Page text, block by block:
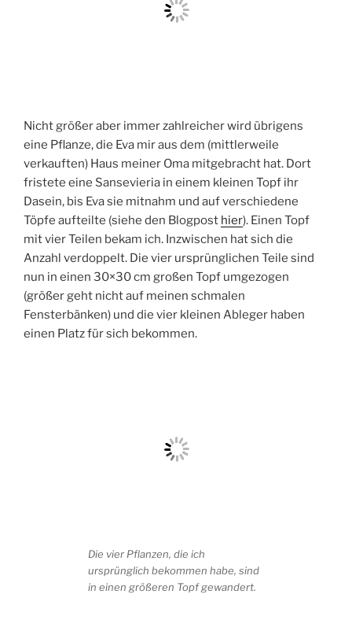
Nicht größer aber immer zahlreicher wird übrigens
eine Pflanze, die Eva mir aus dem (mittlerweile
verkauften) Haus meiner Oma mitgebracht hat. Dort
fristete eine Sansevieria in einem kleinen Topf ihr
Dasein, bis Eva sie mitnahm und auf verschiedene
Töpfe aufteilte (siehe den Blogpost hier). Einen Topf
mit vier Teilen bekam ich. Inzwischen hat sich die
Anzahl verdoppelt. Die vier ursprünglichen Teile sind
nun in einen 30×30 cm großen Topf umgezogen
(größer geht nicht auf meinen schmalen
Fensterbänken) und die vier kleinen Ableger haben
einen Platz für sich bekommen.
Die vier Pflanzen, die ich
ursprünglich bekommen habe, sind
in einen größeren Topf gewandert.